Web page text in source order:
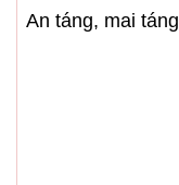
An táng, mai táng